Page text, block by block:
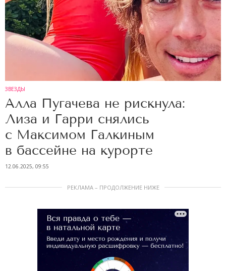
ЗВЕЗДЫ
Алла Пугачева не рискнула:
Лиза и Гарри снялись
с Максимом Галкиным
в бассейне на курорте
12.06.2025, 09:55
РЕКЛАМА – ПРОДОЛЖЕНИЕ НИЖЕ